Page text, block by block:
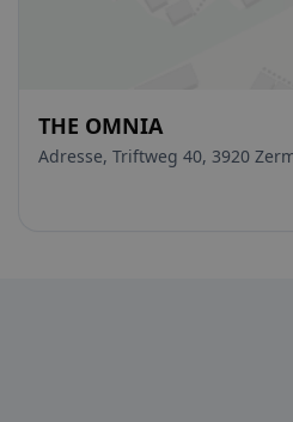
THE OMNIA
Adresse, Triftweg 40, 3920